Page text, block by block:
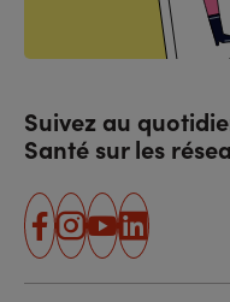
Suivez au
Santé sur les
facebook
instagram
youtube
linkedin